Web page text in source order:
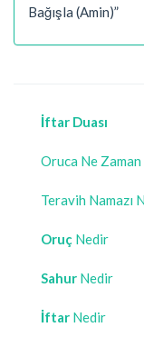
Bağışla (Amin)”
İftar Duası
Oruca Ne
Teravih Namazı
Oruç Nedir
Sahur Nedir
İftar Nedir